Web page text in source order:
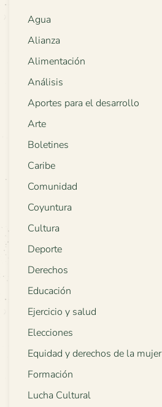
Agua
Alianza
Alimentación
Análisis
Aportes para el desarrollo
Arte
Boletines
Caribe
Comunidad
Coyuntura
Cultura
Deporte
Derechos
Educación
Ejercicio y salud
Elecciones
Equidad y derechos de la mujer
Formación
Lucha Cultural